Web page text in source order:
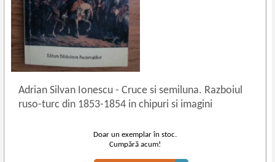
Adrian Silvan Ionescu- Cruce si semiluna. Razboiul
ruso-turc din 1853-1854 in chipuri si imagini
Doar un exemplar în stoc.
Cumpără acum!